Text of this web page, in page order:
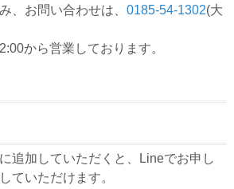
、お問い合わせは、 0185-54-1302(大
から営業しております。
追加していただくと、Lineでお申し
ていただけます。